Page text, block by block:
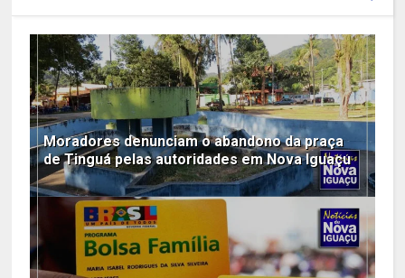
Moradores denunciam o abandono da praça
de Tinguá pelas autoridades em Nova Iguaçu